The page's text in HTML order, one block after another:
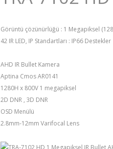
Görüntü çözünürlüğü : 1 Megapiksel
42 IR LED, IP Standartları : IP66 Destekler
AHD IR Bullet Kamera
Aptina Cmos AR0141
1280H x 800V 1 megapiksel
2D DNR , 3D DNR
OSD Menülü
2.8mm-12mm Varifocal Lens